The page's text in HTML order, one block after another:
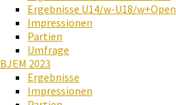
Ergebnisse U14/w-U18/w+Open
Impressionen
Partien
Umfrage
BJEM 2023
Ergebnisse
Impressionen